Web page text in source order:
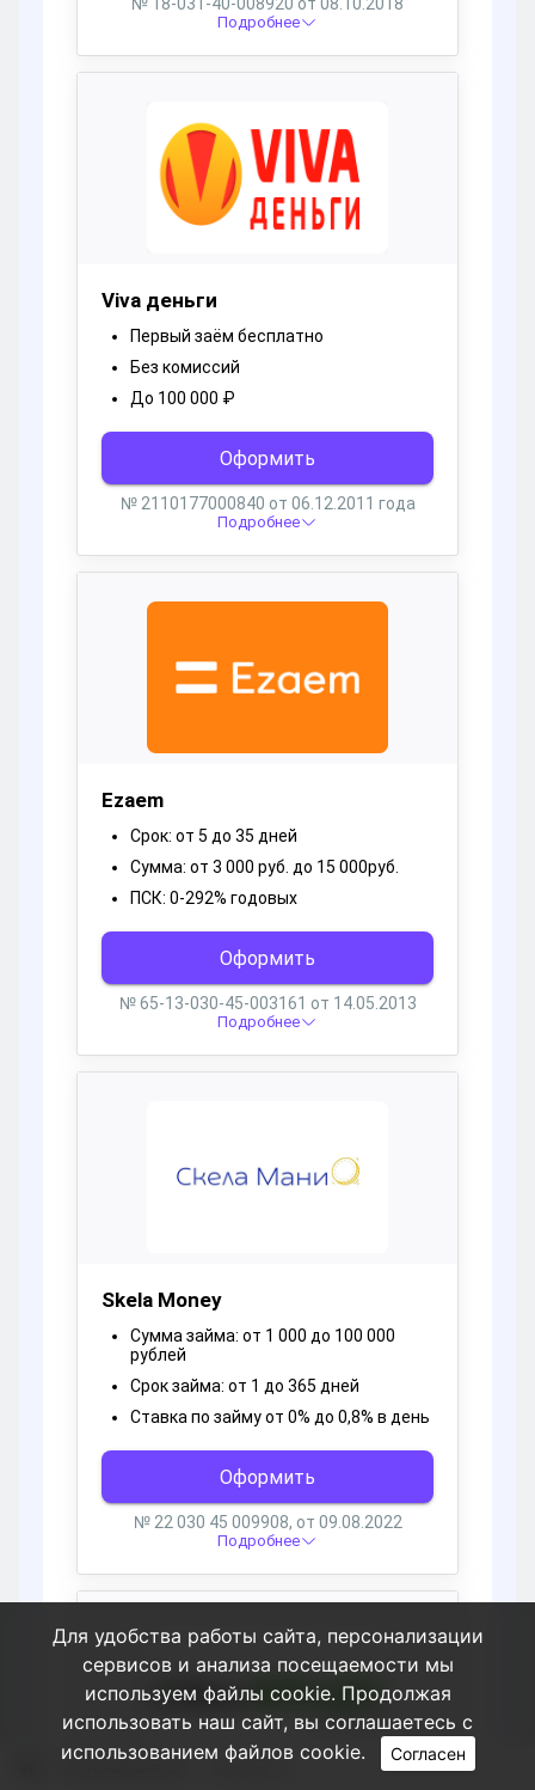
Пользователи trebhupol
Для удобства работы сайта, персонализации
сервисов и анализа посещаемости мы
используем файлы cookie. Продолжая
использовать наш сайт, вы соглашаетесь с
использованием файлов cookie.
Согласен